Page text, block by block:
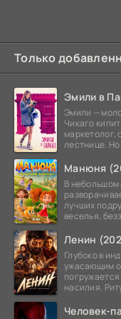
Только
Эмили в
Эмили —
Чикаго
маркетолог,
лестнице.
Манюня
В небольшом
лучших
веселья,
Ленин
Глубоко в
ужасающим
насилия.
Человек-